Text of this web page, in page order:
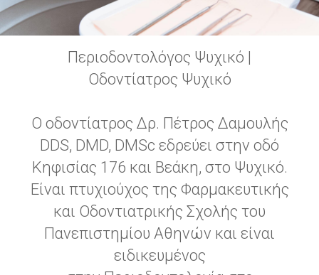
Περιοδοντολόγος Ψυχικό |
Οδοντίατρος Ψυχικό
Ο οδοντίατρος Δρ. Πέτρος Δαμουλής
DDS, DMD, DMSc εδρεύει στην οδό
Κηφισίας 176 και Βεάκη, στο Ψυχικό.
Είναι πτυχιούχος της Φαρμακευτικής
και Οδοντιατρικής Σχολής του
Πανεπιστημίου Αθηνών και είναι
ειδικευμένος